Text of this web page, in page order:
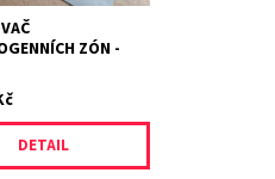
ZÓN -
DETAIL